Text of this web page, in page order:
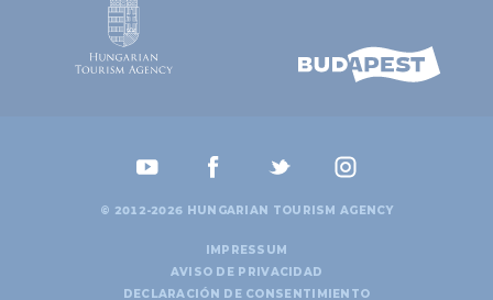
© 2012-2026 HUNGARIAN TOURISM AGENCY
IMPRESSUM
AVISO DE PRIVACIDAD
DECLARACIÓN DE CONSENTIMIENTO